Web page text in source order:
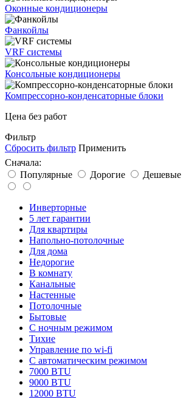
Оконные кондиционеры
Фанкойлы
VRF системы
Консольные кондиционеры
Компрессорно-конденсаторные блоки
Цена без работ
Фильтр
Сбросить фильтр Применить
Сначала:
Популярные
Дорогие Дешевые
Инверторные
5 лет гарантии
Для квартиры
Напольно-потолочные
Для дома
Недорогие
В комнату
Канальные
Настенные
Потолочные
Бытовые
С ночным режимом
Тихие
Управление по wi-fi
С автоматическим режимом
7000 BTU
9000 BTU
12000 BTU